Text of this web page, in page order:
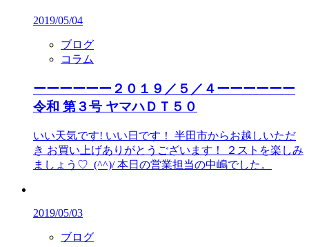
2019/05/04
ブログ
コラム
ーーーーーー２０１９／５／４ーーーーーー
令和 第３号 ヤマハＤＴ５０
いい天気です! いい日です！ 半田市からお越しいただ
き お買い上げありがとうございます！ ２ストを楽しみ
ましょう♡ (^^)/ 本日の営業担当の中嶋でした。
2019/05/03
ブログ